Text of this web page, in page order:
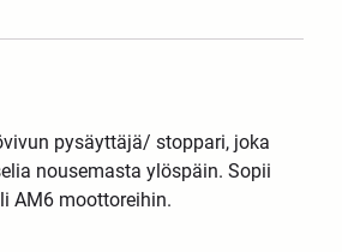
pysäyttäjä/ stoppari, joka
nousemasta ylöspäin. Sopii
AM6 moottoreihin.